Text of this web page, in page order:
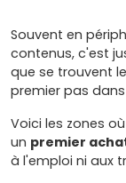
Souvent en
contenus, c'est
que se trouvent
premier pas dans
Voici les zones
un premier
à l'emploi ni aux